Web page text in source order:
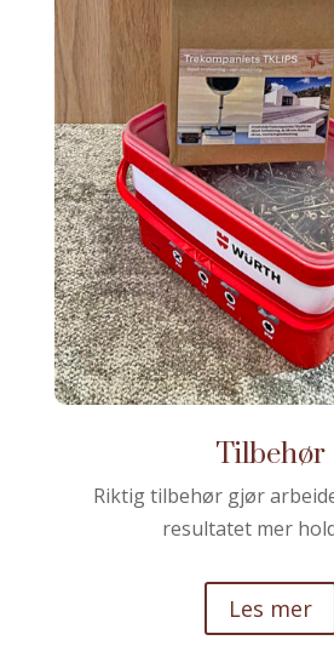
Tilbehør
Riktig tilbehør gjør
resultatet mer
Les mer